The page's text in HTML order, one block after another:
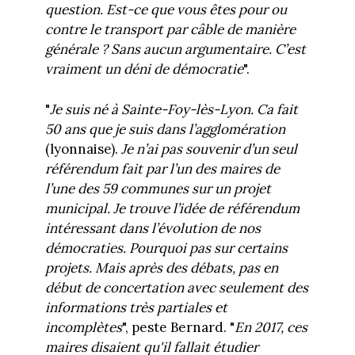
question. Est-ce que vous êtes pour ou
contre le transport par câble de manière
générale ? Sans aucun argumentaire. C’est
vraiment un déni de démocratie".
"Je suis né à Sainte-Foy-lès-Lyon. Ca fait
50 ans que je suis dans l’agglomération
(lyonnaise). Je n’ai pas souvenir d’un seul
référendum fait par l’un des maires de
l’une des 59 communes sur un projet
municipal. Je trouve l’idée de référendum
intéressant dans l’évolution de nos
démocraties. Pourquoi pas sur certains
projets. Mais après des débats, pas en
début de concertation avec seulement des
informations très partiales et
incomplètes", peste Bernard. "En 2017, ces
maires disaient qu'il fallait étudier